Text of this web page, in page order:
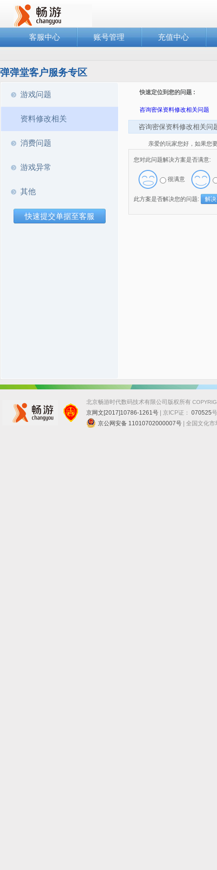
客服中心 账号管理 充值中心
弹弹堂客户服务专区
游戏问题
资料修改相关
消费问题
游戏异常
其他
快速提交单据至客服
快速定位到您的问题 :
咨询密保资料修改相关问题
咨询密保资料修改相关问
亲爱的玩家您好，如果您
您对此问题解决方案是否满意:
很满意
此方案是否解决您的问题: 解决